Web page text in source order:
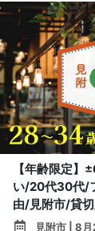
【年齢限定
い/20代30代/
由/見附市/貸
見附市 | 8